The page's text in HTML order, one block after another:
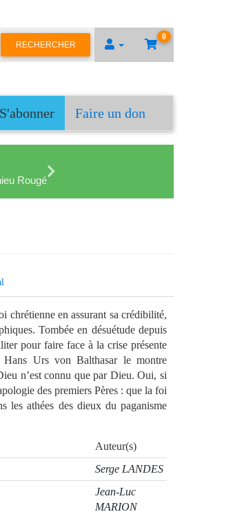
0
RECHERCHER
S'abonner Faire un don
Rougé
chrétienne en assurant sa crédibilité,
Tombée en désuétude depuis
pour faire face à la crise présente
Urs von Balthasar le montre
n’est connu que par Dieu. Oui, si
des premiers Pères : que la foi
les athées des dieux du paganisme
Auteur(s)
Serge LANDES
Jean-Luc
MARION